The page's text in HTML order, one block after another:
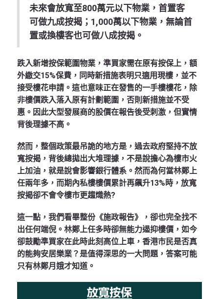
未來會放寬至800萬元以下物業，首置客
可做九成按揭；1,000萬以下物業，無論首
置或換樓客也可做八成按揭。
跌入新增按保範圍物業，準買家需在原有按保上，額
外繳交15%保費，同時新措施表明只適用現樓，並不
接受樓花申請。這也意味正在發售的一手樓樓花，除
非樓價跌入落入原有計劃範圍，否則新措施並不受
惠。因此大型發展商的股價在報告後受刺激，但實情
背後理據不高。
然而，整個政策最吊詭的地方是，過去政府堅持不放
寬按揭，背後總拋出大堆理據，不是說擔心為樓市火
上加油，就是說會影響銀行體系。然而為何當林鄭上
任兩年多，而期內私樓樓價累計再飆升13%時，放寬
按揭卻不會令樓市更趨熾熱?
這一點，我們看畢整份《施政報告》，卻也完全找不
出任何端倪。林鄭上任多時卻無能力遏抑樓價，如今
卻鼓勵準買家在此時此刻高位上車，香港市民是否真
的能夠安居樂業？是值得深思的一大問題，答案可能
只有林鄭月娥才知道。